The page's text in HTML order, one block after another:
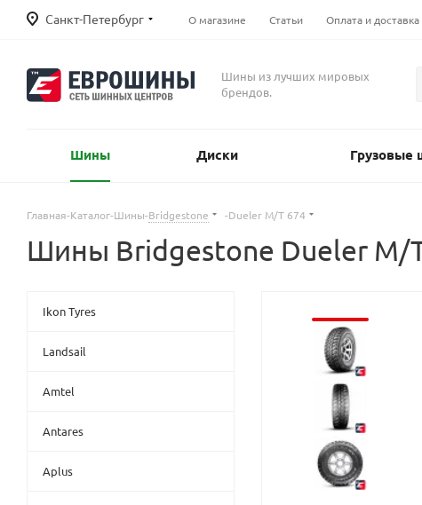
Санкт-Петербург О магазине Статьи Оплата и доставка
Шины из лучших мировых
брендов.
Шины Диски Грузовые
Главная-Каталог-Шины-Bridgestone -Dueler M/T 674
Шины Bridgestone Dueler M/
Ikon Tyres
Landsail
Amtel
Antares
Aplus